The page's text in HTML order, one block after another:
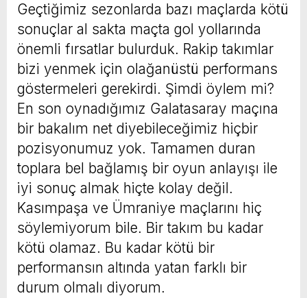
Geçtiğimiz sezonlarda bazı maçlarda kötü
sonuçlar al sakta maçta gol yollarında
önemli fırsatlar bulurduk. Rakip takımlar
bizi yenmek için olağanüstü performans
göstermeleri gerekirdi. Şimdi öylem mi?
En son oynadığımız Galatasaray maçına
bir bakalım net diyebileceğimiz hiçbir
pozisyonumuz yok. Tamamen duran
toplara bel bağlamış bir oyun anlayışı ile
iyi sonuç almak hiçte kolay değil.
Kasımpaşa ve Ümraniye maçlarını hiç
söylemiyorum bile. Bir takım bu kadar
kötü olamaz. Bu kadar kötü bir
performansın altında yatan farklı bir
durum olmalı diyorum.